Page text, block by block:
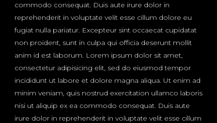
commodo consequat. Duis aute irure dolor in
reprehenderit in voluptate velit esse cillum dolore eu
fugiat nulla pariatur. Excepteur sint occaecat cupidatat
non proident, sunt in culpa qui officia deserunt mollit
anim id est laborum. Lorem ipsum dolor sit amet,
consectetur adipisicing elit, sed do eiusmod tempor
incididunt ut labore et dolore magna aliqua. Ut enim ad
minim veniam, quis nostrud exercitation ullamco laboris
nisi ut aliquip ex ea commodo consequat. Duis aute
irure dolor in reprehenderit in voluptate velit esse cillum